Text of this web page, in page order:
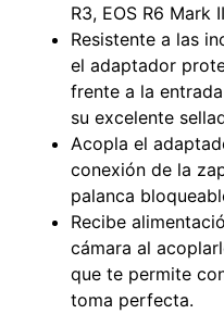
R3, EOS R6 Mark
Resistente a las
el adaptador
frente a la
su excelente
Acopla el
conexión de la
palanca
Recibe
cámara al
que te permite
toma perfecta.